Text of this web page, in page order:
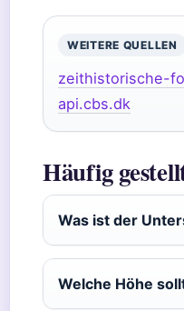
WEITERE QUELLEN
zeithistorische-
api.cbs.dk
Häufig
Was ist der
Welche Höhe